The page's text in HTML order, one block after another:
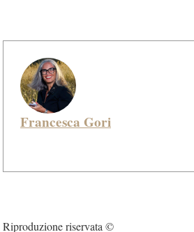
Francesca Gori
Riproduzione riservata ©